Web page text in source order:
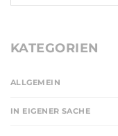
KATEGORIEN
ALLGEMEIN
IN EIGENER SACHE